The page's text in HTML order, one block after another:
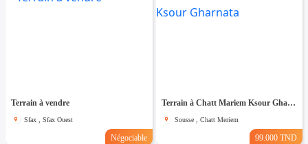
Terrain à vendre
Sfax , Sfax Ouest
Négociable
Terrain à Chatt Mariem Ksour Gharnata
Sousse , Chatt Meriem
99.000 TND